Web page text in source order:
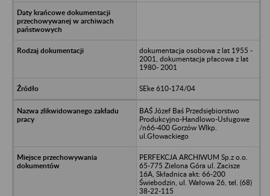
dokumentacja osobowa z lat 1955 -
2001, dokumentacja płacowa z lat
1980- 2001
SEke 610-174/04
BAŚ Józef Baś Przedsiębiorstwo
Produkcyjno-Handlowo-Usługowe
/n66-400 Gorzów Wlkp.
ul.Głowackiego
PERFEKCJA ARCHIWUM Sp.z o.o.
65-775 Zielona Góra ul. Zacisze
16A, Składnica akt: 66-200
Świebodzin, ul. Wałowa 26, tel. (68)
38-22-115